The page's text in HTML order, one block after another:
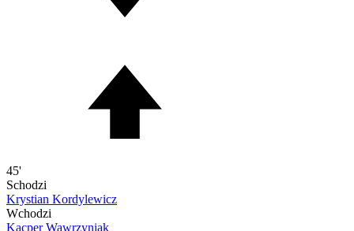
45'
Schodzi
Krystian Kordylewicz
Wchodzi
Kacper Wawrzyniak